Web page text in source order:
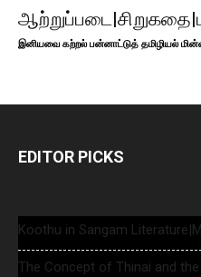
இனியவை கற்றல் பன்னாட்டுத் தமிழியல்
EDITOR PICKS
Koothu in Sangam
The Concept of Thinai and